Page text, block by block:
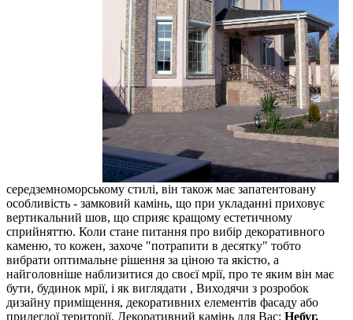
середземноморському стилі, він також має запатентовану
особливість - замковий камінь, що при укладанні приховує
вертикальний шов, що сприяє кращому естетичному
сприйняттю. Коли стане питання про вибір декоративного
каменю, то кожен, захоче "потрапити в десятку" тобто
вибрати оптимальне рішення за ціною та якістю, а
найголовніше наблизитися до своєї мрії, про те яким він має
бути, будинок мрії, і як виглядати , Виходячи з розробок
дизайну приміщення, декоративних елементів фасаду або
прилеглої території. Декоративний камінь для Вас: Небуг,